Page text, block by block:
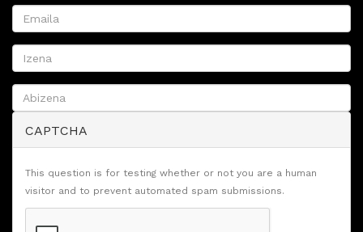
CAPTCHA
This question is for testing whether or not you are a human
visitor and to prevent automated spam submissions.